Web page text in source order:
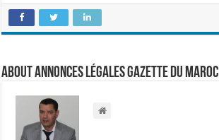
About Annonces légales Gazette du Maroc